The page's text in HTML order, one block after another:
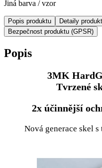
Jiná barva / vzor
Popis produktu Detaily
Bezpečnost produktu (GPSR)
Popis
3MK
Tvrzené
2x účinnější
Nová generace skel